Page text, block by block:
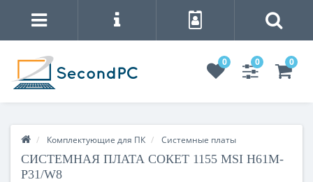
0 0 0
Комплектующие для ПК Cистемные платы
СИСТЕМНАЯ ПЛАТА СОКЕТ 1155 MSI H61M-
P31/W8